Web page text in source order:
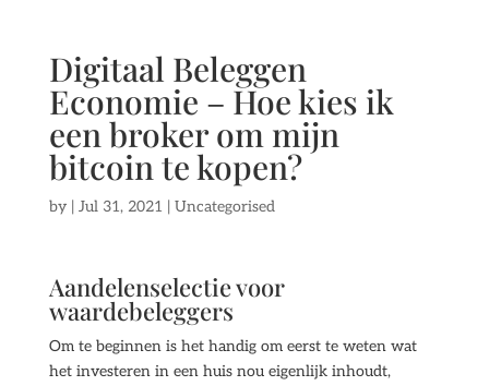
Digitaal Beleggen
Economie – Hoe kies ik
een broker om mijn
bitcoin te kopen?
by | Jul 31, 2021 | Uncategorised
Aandelenselectie voor
waardebeleggers
Om te beginnen is het handig om eerst te weten wat
het investeren in een huis nou eigenlijk inhoudt,